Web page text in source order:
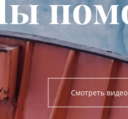
связь
Вопросы и ответы
Специальные мероприятия
Подарочный сертификат
Cмотреть видео